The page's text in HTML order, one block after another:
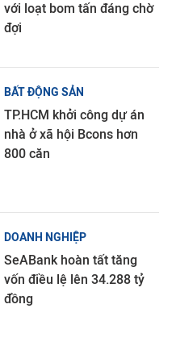
với loạt bom tấn đáng chờ
đợi
BẤT ĐỘNG SẢN
TP.HCM khởi công dự án
nhà ở xã hội Bcons hơn
800 căn
DOANH NGHIỆP
SeABank hoàn tất tăng
vốn điều lệ lên 34.288 tỷ
đồng